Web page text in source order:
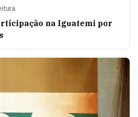
na Iguatemi por